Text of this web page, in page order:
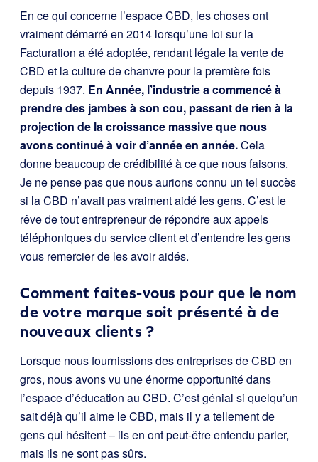
En ce qui concerne l’espace CBD, les choses ont
vraiment démarré en 2014 lorsqu’une loi sur la
Facturation a été adoptée, rendant légale la vente de
CBD et la culture de chanvre pour la première fois
depuis 1937. En Année, l’industrie a commencé à
prendre des jambes à son cou, passant de rien à la
projection de la croissance massive que nous
avons continué à voir d’année en année.Cela
donne beaucoup de crédibilité à ce que nous faisons.
Je ne pense pas que nous aurions connu un tel succès
si la CBD n’avait pas vraiment aidé les gens. C’est le
rêve de tout entrepreneur de répondre aux appels
téléphoniques du service client et d’entendre les gens
vous remercier de les avoir aidés.
Comment faites-vous pour que le nom
de votre marque soit présenté à de
nouveaux clients ?
Lorsque nous fournissions des entreprises de CBD en
gros, nous avons vu une énorme opportunité dans
l’espace d’éducation au CBD. C’est génial si quelqu’un
sait déjà qu’il aime le CBD, mais il y a tellement de
gens qui hésitent – ils en ont peut-être entendu parler,
mais ils ne sont pas sûrs.